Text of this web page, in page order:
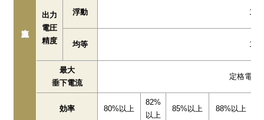
出力
電圧
精度
浮動
均等
最大
垂下電流
定格電流
効率 80%以上
82%
以上
85%以上 88%以上